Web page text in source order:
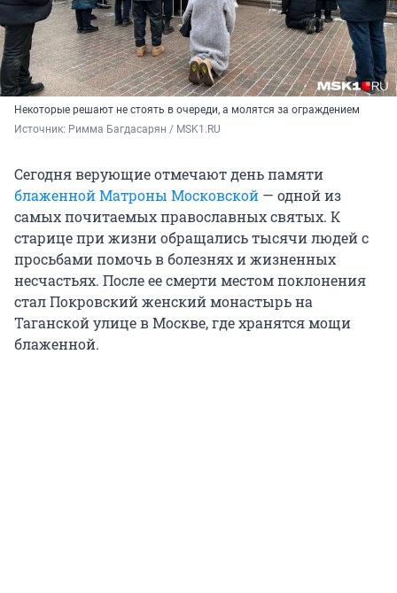
Некоторые решают не стоять в очереди, а молятся за ограждением
Источник: Римма Багдасарян / MSK1.RU
Сегодня верующие отмечают день памяти
блаженной Матроны Московской — одной из
самых почитаемых православных святых. К
старице при жизни обращались тысячи людей с
просьбами помочь в болезнях и жизненных
несчастьях. После ее смерти местом поклонения
стал Покровский женский монастырь на
Таганской улице в Москве, где хранятся мощи
блаженной.